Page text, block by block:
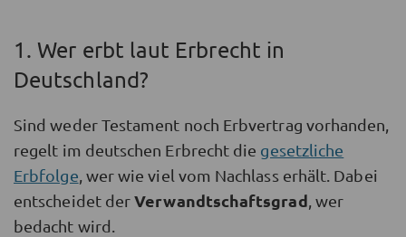
1. Wer erbt laut Erbrecht in
Deutschland?
Sind weder Testament noch Erbvertrag vorhanden,
regelt im deutschen Erbrecht die gesetzliche
Erbfolge, wer wie viel vom Nachlass erhält. Dabei
entscheidet derVerwandtschaftsgrad, wer
bedacht wird.